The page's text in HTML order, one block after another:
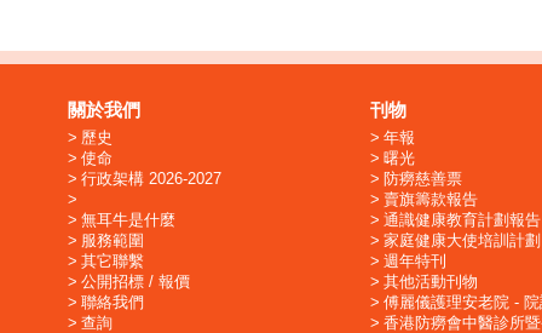
關於我們
歷史
使命
行政架構 2026-2027
無耳牛是什麼
服務範圍
其它聯繫
公開招標 / 報價
聯絡我們
查詢
刊物
年報
曙光
防癆慈善票
賣旗籌款報告
通識健康教育計劃報告
家庭健康大使培訓計劃
週年特刊
其他活動刊物
傅麗儀護理安老院 -
香港防癆會中醫診所